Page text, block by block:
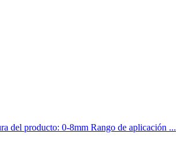
del producto: 0-8mm Rango de aplicación ...